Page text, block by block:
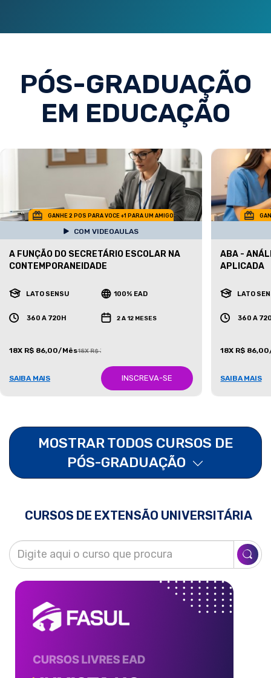
PÓS-GRADUAÇÃO
EM EDUCAÇÃO
GANHE 2 POS PARA VOCE +1 PARA UM AMIGO
COM VIDEOAULAS
A FUNÇÃO DO SECRETÁRIO ESCOLAR NA
CONTEMPORANEIDADE
LATO SENSU 100% EAD
360 A 720H 2 A 12 MESES
18X R$ 86,00/Mês18X R$ 387,00/Mês
SAIBA MAIS INSCREVA-SE
ABA -
APLICADA
LATO
360 A
18X R$
SAIBA MAIS
MOSTRAR TODOS CURSOS DE
PÓS-GRADUAÇÃO
CURSOS DE EXTENSÃO UNIVERSITÁRIA